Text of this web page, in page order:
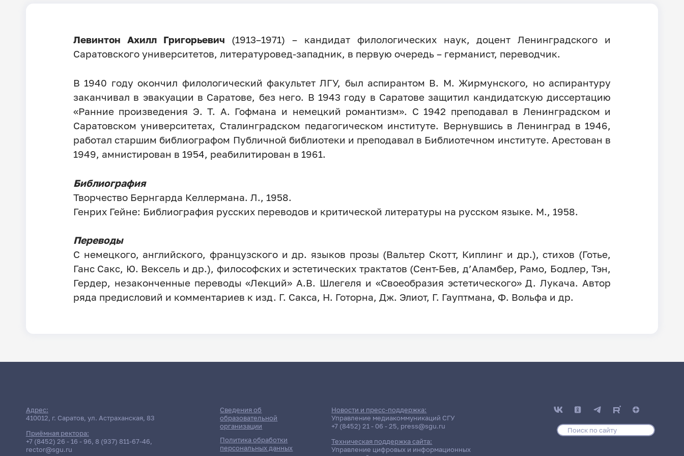
Левинтон Ахилл Григорьевич (1913–1971) – кандидат филологических наук, доцент Ленинградского и
Саратовского университетов, литературовед-западник, в первую очередь – германист, переводчик.
В 1940 году окончил филологический факультет ЛГУ, был аспирантом В. М. Жирмунского, но аспирантуру
заканчивал в эвакуации в Саратове, без него. В 1943 году в Саратове защитил кандидатскую диссертацию
«Ранние произведения Э. Т. А. Гофмана и немецкий романтизм». С 1942 преподавал в Ленинградском и
Саратовском университетах, Сталинградском педагогическом институте. Вернувшись в Ленинград в 1946,
работал старшим библиографом Публичной библиотеки и преподавал в Библиотечном институте. Арестован в
1949, амнистирован в 1954, реабилитирован в 1961.
Библиография
Творчество Бернгарда Келлермана. Л., 1958.
Генрих Гейне: Библиография русских переводов и критической литературы на русском языке. М., 1958.
Переводы
С немецкого, английского, французского и др. языков прозы (Вальтер Скотт, Киплинг и др.), стихов (Готье,
Ганс Сакс, Ю. Вексель и др.), философских и эстетических трактатов (Сент-Бев, д’Аламбер, Рамо, Бодлер, Тэн,
Гердер, незаконченные переводы «Лекций» А.В. Шлегеля и «Своеобразия эстетического» Д. Лукача. Автор
ряда предисловий и комментариев к изд. Г. Сакса, Н. Готорна, Дж. Элиот, Г. Гауптмана, Ф. Вольфа и др.
Адрес:
410012, г. Саратов, ул. Астраханская, 83
Приёмная ректора:
+7 (8452) 26 - 16 - 96, 8 (937) 811-67-46,
rector@sgu.ru
Сведения об
образовательной
организации
Политика обработки
персональных данных
Новости и пресс-поддержка:
Управление медиакоммуникаций СГУ
+7 (8452) 21 - 06 - 25, press@sgu.ru
Техническая поддержка сайта:
Управление цифровых и информационных